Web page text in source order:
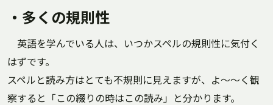
・多くの規則性
英語を学んでいる人は、いつかスペルの規則性に気付く
はずです。
スペルと読み方はとても不規則に見えますが、よ～～く観
察すると「この綴りの時はこの読み」と分かります。